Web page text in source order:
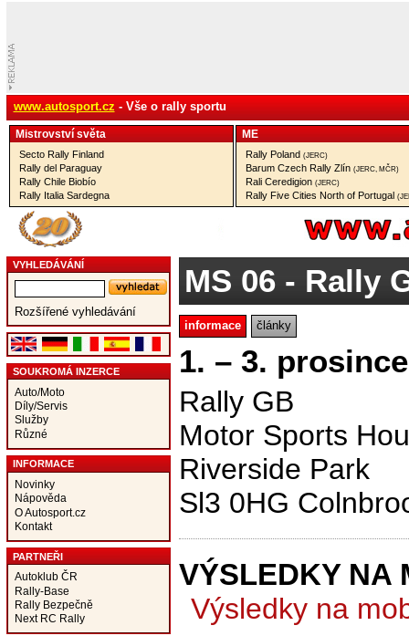
www.autosport.cz - Vše o rally sportu
Mistrovství­ světa
Secto Rally Finland
Rally del Paraguay
Rally Chile Biobío
Rally Italia Sardegna
ME
Rally Poland (JERC)
Barum Czech Rally Zlín (JERC, MČR)
Rali Ceredigion (JERC)
Rally Five Cities North of Portugal
VYHLEDÁVÁNÍ
Rozšířené vyhledávání
SOUKROMÁ INZERCE
Auto/Moto
Díly/Servis
Služby
Různé
INFORMACE
Novinky
Nápověda
O Autosport.cz
Kontakt
PARTNEŘI
Autoklub ČR
Rally-Base
Rally Bezpečně
Next RC Rally
MS 06- Rally
informace články
1. – 3.
Rally GB
Motor Sports
Riverside Park
Sl3 0HG
VÝSLEDKY NA
Výsledky na